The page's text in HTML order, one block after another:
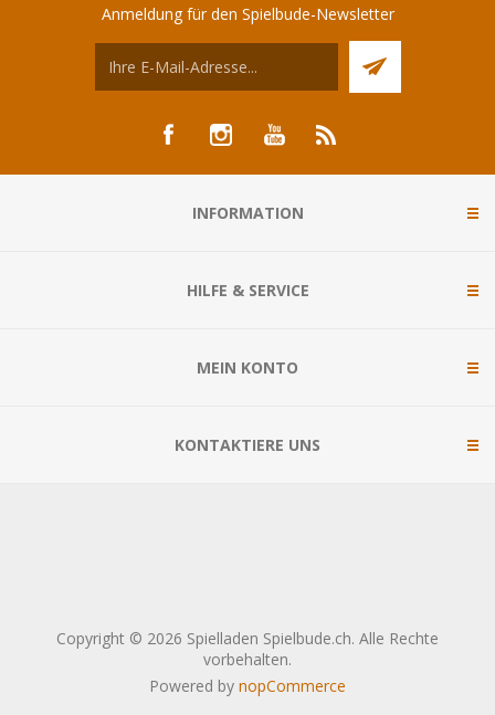
Anmeldung für den Spielbude-Newsletter
INFORMATION
HILFE & SERVICE
MEIN KONTO
KONTAKTIERE UNS
Copyright © 2026 Spielladen Spielbude.ch. Alle Rechte
vorbehalten.
Powered by nopCommerce